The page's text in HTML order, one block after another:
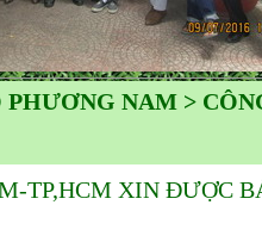
NAM >
TP,HCM XIN ĐƯỢC